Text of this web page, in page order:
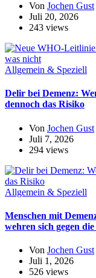
Von Jochen Gust
Juli 20, 2026
243 views
Allgemein & Speziell
Delir bei Demenz:
dennoch das Risiko
Von Jochen Gust
Juli 7, 2026
294 views
Allgemein & Speziell
Menschen mit
wehren sich gegen
Von Jochen Gust
Juli 1, 2026
526 views